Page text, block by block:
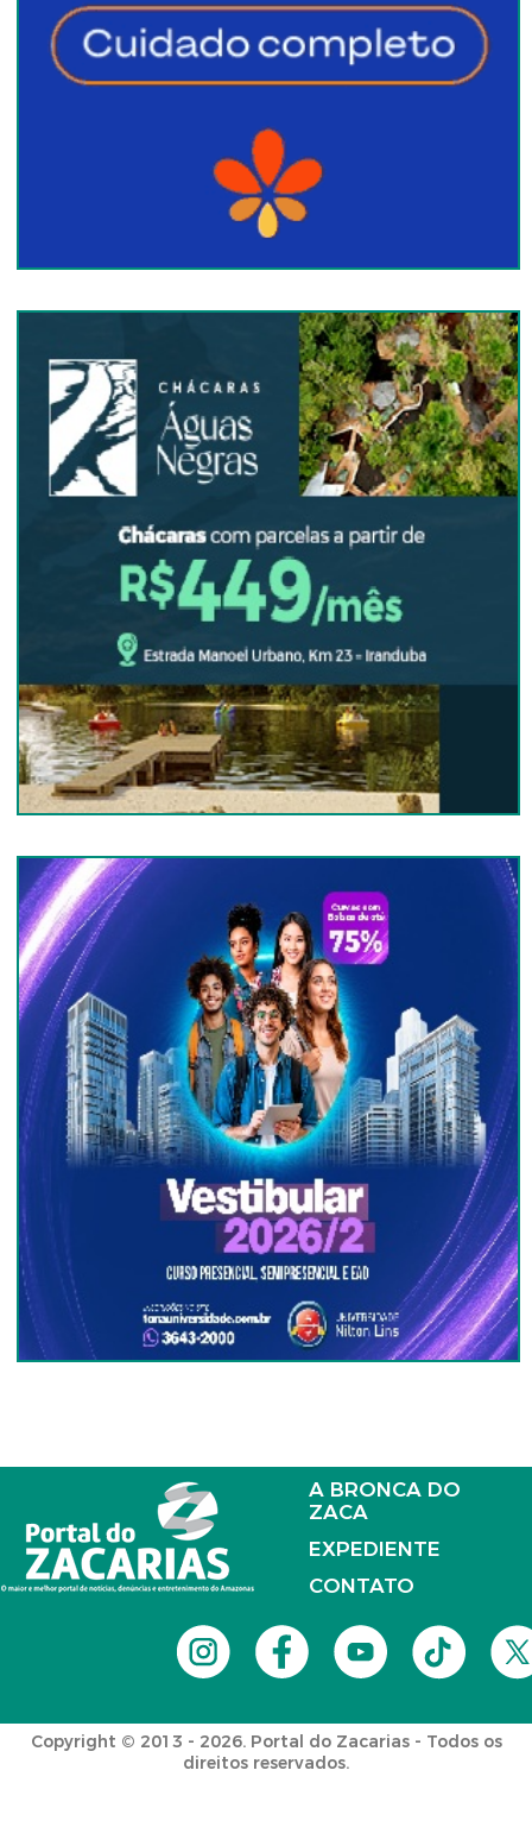
A BRONCA DO
ZACA
EXPEDIENTE
CONTATO
Copyright © 2013 - 2026. Portal do Zacarias - Todos os
direitos reservados.